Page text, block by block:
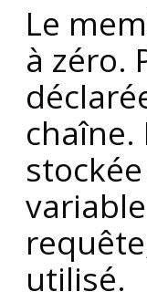
Le
à zéro.
chaîne.
utilisé.